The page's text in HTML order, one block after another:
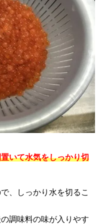
いて水気をしっかり切
、しっかり水を切るこ
調味料の味が入りやす